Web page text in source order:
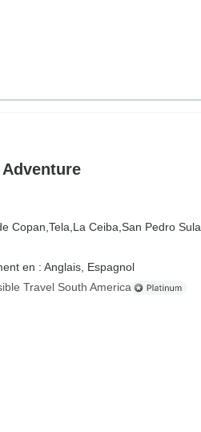
Copan, Tela, La Ceiba, San Pedro Sula
en : Anglais, Espagnol
Travel South America